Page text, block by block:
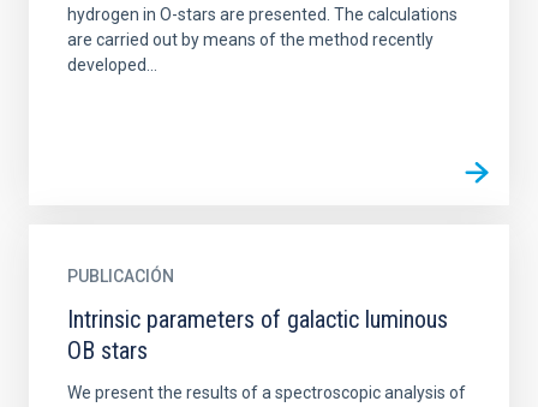
hydrogen in O-stars are presented. The calculations
are carried out by means of the method recently
developed...
PUBLICACIÓN
Intrinsic parameters of galactic luminous
OB stars
We present the results of a spectroscopic analysis of